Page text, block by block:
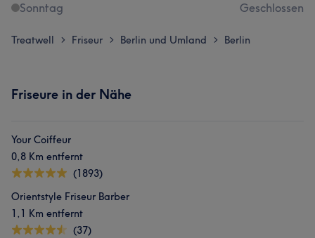
Sonntag
Geschlossen
Treatwell > Friseur > Berlin und Umland > Berlin
Friseure in der Nähe
Your Coiffeur
0,8 Km entfernt
(1893)
Orientstyle Friseur Barber
1,1 Km entfernt
(37)